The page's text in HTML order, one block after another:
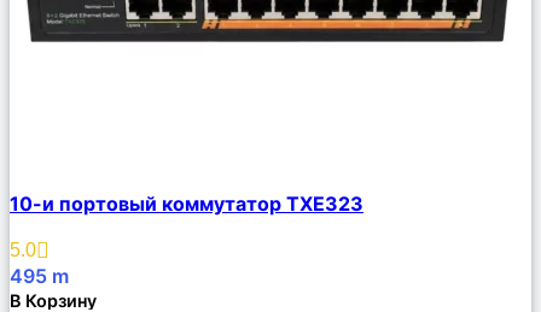
Описание
Избранное
10-и портовый коммутатор TXE323
5.0
495 m
В Корзину